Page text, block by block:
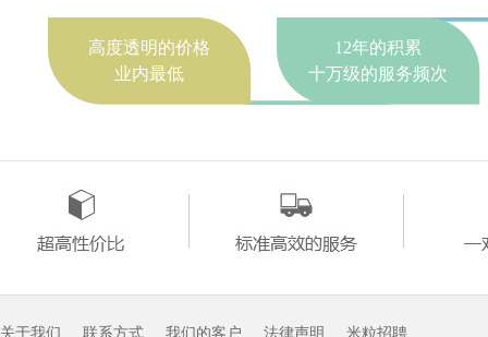
高度透明的价格
业内最低
12年的积累
十万级的服务频次
关于我们 联系方式 我们的客户 法律声明 米粒招聘